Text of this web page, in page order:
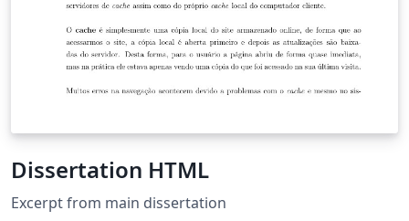
Dissertation HTML
Excerpt from main dissertation